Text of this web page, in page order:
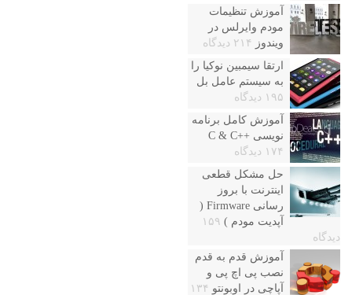
آموزش تنظیمات
مودم وایرلس در
ویندوز
۲۱۴ دیدگاه
ارتقا سیمبین نوکیا را
به سیستم عامل بل
۱۹۵ دیدگاه
آموزش کامل برنامه
نویسی ++C & C
۱۷۴ دیدگاه
حل مشکل قطعی
اینترنت با بروز
رسانی Firmware (
آپدیت مودم ) ۱۵۹
دیدگاه
آموزش قدم به قدم
نصب پی اچ پی و
آپاچی در اوبونتو ۱۳۴